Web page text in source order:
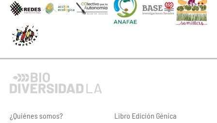
¿Quiénes somos? Libro Edición Génica